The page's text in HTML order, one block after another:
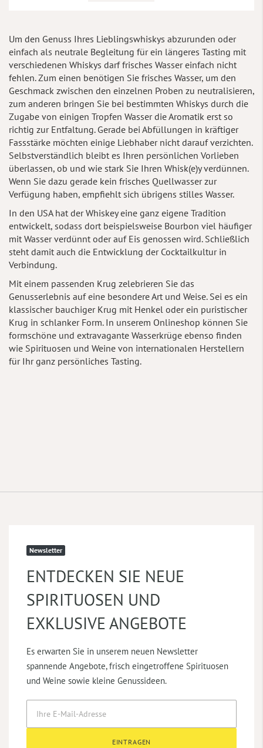
Um den Genuss Ihres Lieblingswhiskys abzurunden oder
einfach als neutrale Begleitung für ein längeres Tasting mit
verschiedenen Whiskys darf frisches Wasser einfach nicht
fehlen. Zum einen benötigen Sie frisches Wasser, um den
Geschmack zwischen den einzelnen Proben zu neutralisieren,
zum anderen bringen Sie bei bestimmten Whiskys durch die
Zugabe von einigen Tropfen Wasser die Aromatik erst so
richtig zur Entfaltung. Gerade bei Abfüllungen in kräftiger
Fassstärke möchten einige Liebhaber nicht darauf verzichten.
Selbstverständlich bleibt es Ihren persönlichen Vorlieben
überlassen, ob und wie stark Sie Ihren Whisk(e)y verdünnen.
Wenn Sie dazu gerade kein frisches Quellwasser zur
Verfügung haben, empfiehlt sich übrigens stilles Wasser.
In den USA hat der Whiskey eine ganz eigene Tradition
entwickelt, sodass dort beispielsweise Bourbon viel häufiger
mit Wasser verdünnt oder auf Eis genossen wird. Schließlich
steht damit auch die Entwicklung der Cocktailkultur in
Verbindung.
Mit einem passenden Krug zelebrieren Sie das
Genusserlebnis auf eine besondere Art und Weise. Sei es ein
klassischer bauchiger Krug mit Henkel oder ein puristischer
Krug in schlanker Form. In unserem Onlineshop können Sie
formschöne und extravagante Wasserkrüge ebenso finden
wie Spirituosen und Weine von internationalen Herstellern
für Ihr ganz persönliches Tasting.
Newsletter
ENTDECKEN SIE NEUE
SPIRITUOSEN UND
EXKLUSIVE ANGEBOTE
Es erwarten Sie in unserem neuen Newsletter
spannende Angebote, frisch eingetroffene Spirituosen
und Weine sowie kleine Genussideen.
EINTRAGEN